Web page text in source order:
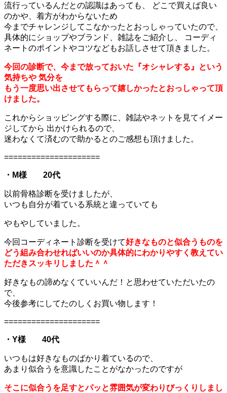
流行っているんだとの認識はあっても、 どこで買えば良い
のかや、着方がわからないため
今までチャレンジしてこなかったとおっしゃっていたので、
具体的にショップやブランド、雑誌をご紹介し、 コーディ
ネートのポイントやコツなどもお話しさせて頂きました。
今回の診断で、今まで放っておいた『オシャレする』という
気持ちや 気分を
もう一度思い出させてもらって嬉しかったとおっしゃって頂
けました。
これからショッピングする際に、雑誌やネットを見てイメー
ジしてから 出かけられるので、
迷わなくて済むので助かるとのご感想も頂けました。
=====================
・M様 20代
以前骨格診断を受けましたが、
いつも自分が着ている系統と違っていても
やもやしていました。
今回コーディネート診断を受けて好きなものと似合うものを
どう組み合わせればいいのか具体的にわかりやすく教えてい
ただきスッキリしました＾＾
好きなもの諦めなくていいんだ！と思わせていただいたの
で、
今後参考にしてたのしくお買い物します！
=====================
・Y様 40代
いつもは好きなものばかり着ているので、
あまり似合うを意識したことがなかったのですが
そこに似合うを足すとパッと雰囲気が変わりびっくりしまし